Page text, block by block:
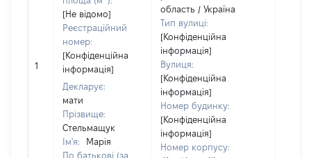
1
[Не відомо]
Реєстраційний
номер:
[Конфіденційна
інформація]
Декларує:
мати
Прізвище:
Стельмащук
Ім'я:
Марія
По батькові (за
область / Україна
Тип вулиці:
[Конфіденційна
інформація]
Вулиця:
[Конфіденційна
інформація]
Номер будинку:
[Конфіденційна
інформація]
Номер корпусу: